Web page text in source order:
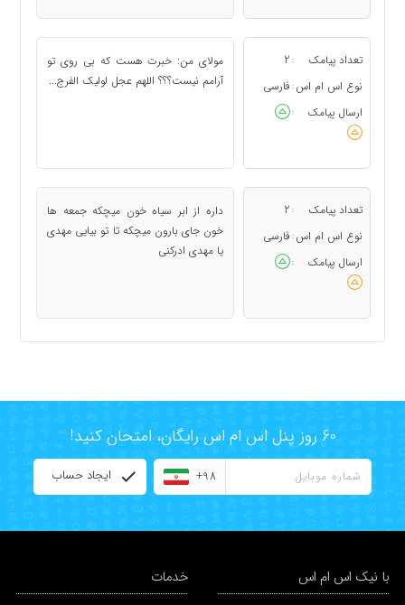
تعداد پیامک :
2
نوع اس ام اس : فارسی
ارسال پیامک
:
مولای من: خبرت هست که بی روی تو
آرامم نیست؟؟؟ اللهم عجل لولیک الفرج...
تعداد پیامک :
2
نوع اس ام اس : فارسی
ارسال پیامک
:
داره از ابر سیاه خون میچکه جمعه ها
خون جای بارون میچکه تا تو بیایی مهدی
یا مهدی ادرکنی
60 روز پنل اس ام اس رایگان، امتحان کنید!
+98 ایجاد حساب
با نیک اس ام اس خدمات